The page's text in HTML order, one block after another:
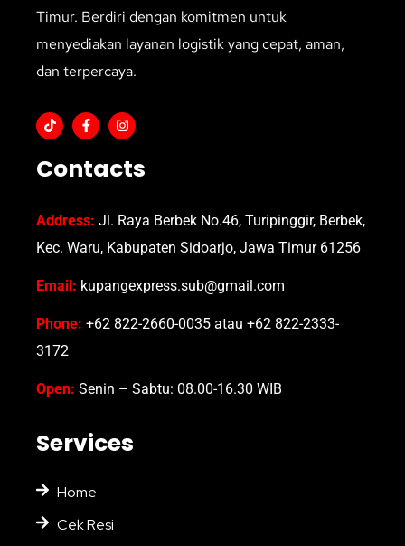
Timur. Berdiri dengan komitmen untuk
menyediakan layanan logistik yang cepat, aman,
dan terpercaya.
Contacts
Address: Jl. Raya Berbek No.46, Turipinggir, Berbek,
Kec. Waru, Kabupaten Sidoarjo, Jawa Timur 61256
Email: kupangexpress.sub@gmail.com
Phone: +62 822-2660-0035 atau +62 822-2333-
3172
Open: Senin – Sabtu: 08.00-16.30 WIB
Services
Home
Cek Resi